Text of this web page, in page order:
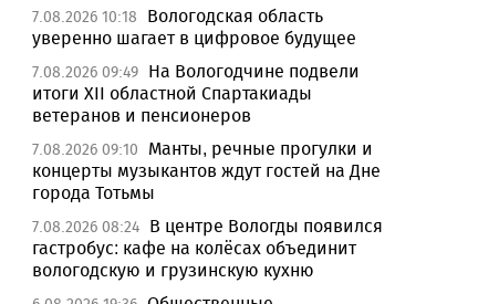
7.08.2026 10:18
Вологодская область
уверенно шагает в цифровое будущее
7.08.2026 09:49 На Вологодчине подвели
итоги XII областной Спартакиады
ветеранов и пенсионеров
7.08.2026 09:10
Манты, речные прогулки и
концерты музыкантов ждут гостей на Дне
города Тотьмы
7.08.2026 08:24 В центре Вологды появился
гастробус: кафе на колёсах объединит
вологодскую и грузинскую кухню